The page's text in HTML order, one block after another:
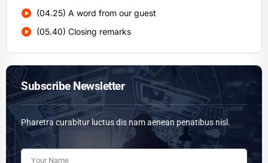
(04.25) A word from our guest
(05.40) Closing remarks
Subscribe Newsletter
Pharetra curabitur luctus dis nam aenean penatibus nisl.